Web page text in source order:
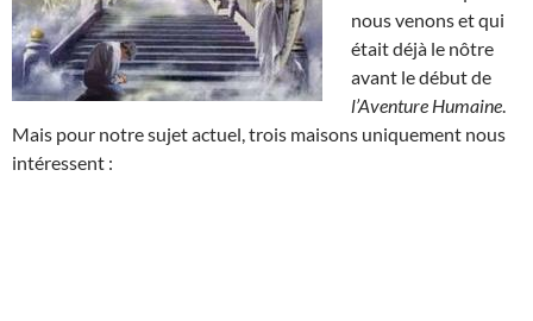
nous venons et qui
était déjà le nôtre
avant le début de
l’Aventure Humaine
Mais pour notre sujet actuel, trois maisons uniquement nous
intéressent :